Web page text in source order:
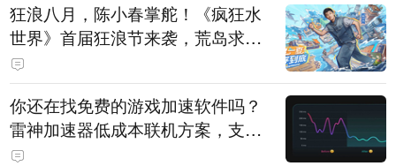
狂浪八月，陈小春掌舵！《疯狂水
世界》首届狂浪节来袭，荒岛求生
直播即将开启
你还在找免费的游戏加速软件吗？
雷神加速器低成本联机方案，支持
免费试用